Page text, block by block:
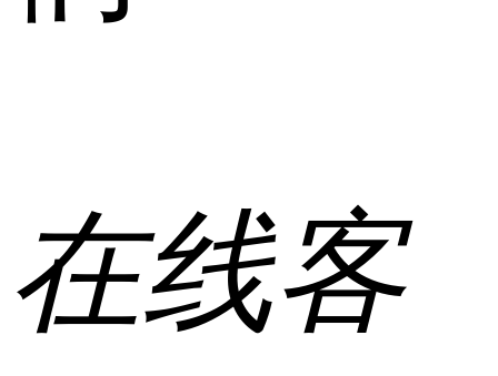
在线客